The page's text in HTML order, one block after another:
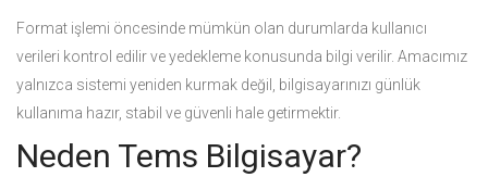
Format işlemi öncesinde mümkün olan durumlarda kullanıcı
verileri kontrol edilir ve yedekleme konusunda bilgi verilir. Amacımız
yalnızca sistemi yeniden kurmak değil, bilgisayarınızı günlük
kullanıma hazır, stabil ve güvenli hale getirmektir.
Neden Tems Bilgisayar?